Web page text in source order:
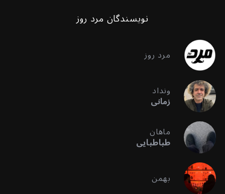
نویسندگان مرد روز
مرد روز
ونداد
زمانی
ماهان
طباطبایی
بهمن